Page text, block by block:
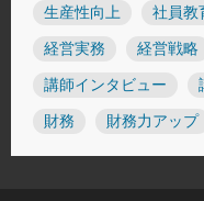
生産性向上 社員教
経営実務 経営戦略
講師インタビュー
財務 財務力アップ